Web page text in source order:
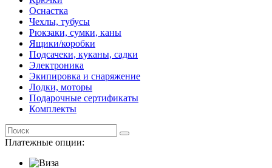
Оснастка
Чехлы, тубусы
Рюкзаки, сумки, каны
Ящики/коробки
Подсачеки, куканы, садки
Электроника
Экипировка и снаряжение
Лодки, моторы
Подарочные сертификаты
Комплекты
Платежные опции: